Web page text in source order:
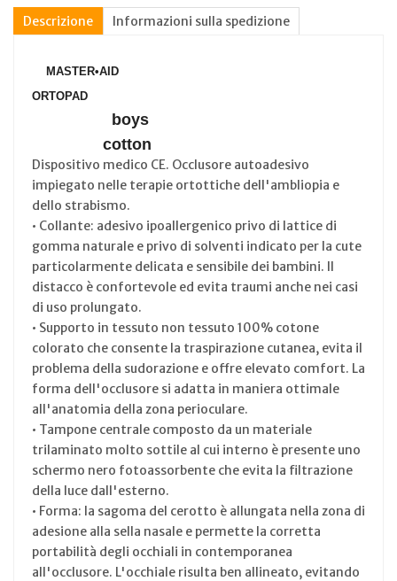
Descrizione Informazioni sulla spedizione
MASTER•AID
ORTOPAD
boys
cotton
Dispositivo medico CE. Occlusore autoadesivo
impiegato nelle terapie ortottiche dell'ambliopia e
dello strabismo.
• Collante: adesivo ipoallergenico privo di lattice di
gomma naturale e privo di solventi indicato per la cute
particolarmente delicata e sensibile dei bambini. Il
distacco è confortevole ed evita traumi anche nei casi
di uso prolungato.
• Supporto in tessuto non tessuto 100% cotone
colorato che consente la traspirazione cutanea, evita il
problema della sudorazione e offre elevato comfort. La
forma dell'occlusore si adatta in maniera ottimale
all'anatomia della zona perioculare.
• Tampone centrale composto da un materiale
trilaminato molto sottile al cui interno è presente uno
schermo nero fotoassorbente che evita la filtrazione
della luce dall'esterno.
• Forma: la sagoma del cerotto è allungata nella zona di
adesione alla sella nasale e permette la corretta
portabilità degli occhiali in contemporanea
all'occlusore. L'occhiale risulta ben allineato, evitando